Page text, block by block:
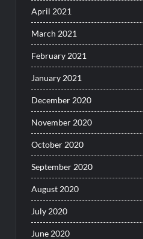
April 2021
March 2021
February 2021
January 2021
December 2020
November 2020
October 2020
September 2020
August 2020
July 2020
June 2020